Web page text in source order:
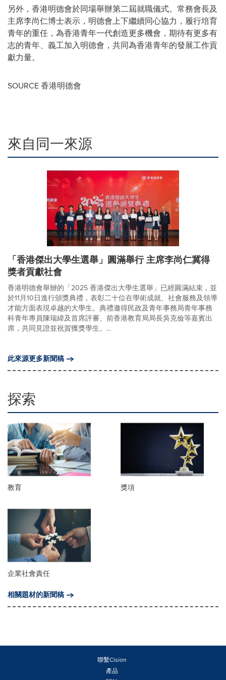
另外，香港明德會於同場舉辦第二屆就職儀式。常務會長及
主席李尚仁博士表示，明德會上下繼續同心協力，履行培育
青年的重任，為香港青年一代創造更多機會，期待有更多有
志的青年、義工加入明德會，共同為香港青年的發展工作貢
獻力量。
SOURCE 香港明德會
來自同一來源
「香港傑出大學生選舉」圓滿舉行 主席李尚仁冀得
獎者貢獻社會
香港明德會舉辧的「2025 香港傑出大學生選舉」已經圓滿結束，並
於11月10日進行頒獎典禮，表彰二十位在學術成就、社會服務及領導
才能方面表現卓越的大學生。典禮邀得民政及青年事務局青年事務
科青年專員陳瑞緯及首席評審、前香港教育局局長吳克儉等嘉賓出
席，共同見證並祝賀獲獎學生。...
此來源更多新聞稿
探索
教育 獎項
企業社會責任
相關題材的新聞稿
聯繫Cision
產品